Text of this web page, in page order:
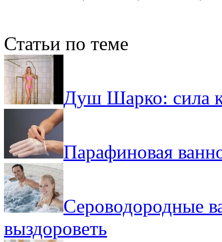
Статьи по теме
Душ Шарко: сила
Парафиновая
Сероводородные
выздороветь